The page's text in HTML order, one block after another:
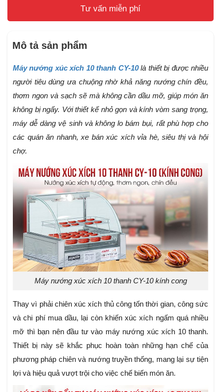
Tư vấn miễn phí
Mô tả sản phẩm
Máy nướng xúc xích 10 thanh CY-10là thiết bị được nhiều
người tiêu dùng ưa chuộng nhờ khả năng nướng chín đều,
thơm ngon và sạch sẽ mà không cần dầu mỡ, giúp món ăn
không bị ngấy. Với thiết kế nhỏ gọn và kính vòm sang trọng,
máy dễ dàng vệ sinh và không lo bám bụi, rất phù hợp cho
các quán ăn nhanh, xe bán xúc xích vỉa hè, siêu thị và hội
chợ.
Máy nướng xúc xích 10 thanh CY-10 kính cong
Thay vì phải chiên xúc xích thủ công tốn thời gian, công sức
và chi phí mua dầu, lại còn khiến xúc xích ngấm quá nhiều
mỡ thì bạn nên đầu tư vào máy nướng xúc xích 10 thanh.
Thiết bị này sẽ khắc phục hoàn toàn những hạn chế của
phương pháp chiên và nướng truyền thống, mang lại sự tiện
lợi và hiệu quả vượt trội cho việc chế biến món ăn.